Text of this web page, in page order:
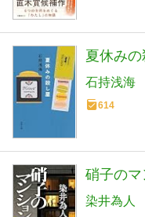
夏休み
石持浅海
614
硝子の
染井為人